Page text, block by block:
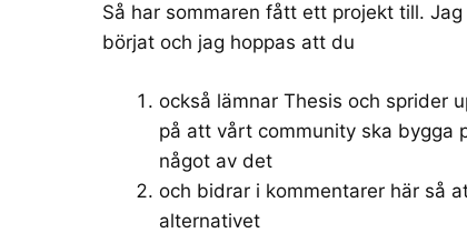
Så har sommaren fått ett projekt till.
börjat och jag hoppas att du
också lämnar Thesis och sprider
på att vårt community ska bygga
något av det
och bidrar i kommentarer här så
alternativet